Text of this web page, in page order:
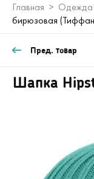
Главная Одежда
бирюзовая
Пред. товар
Шапка